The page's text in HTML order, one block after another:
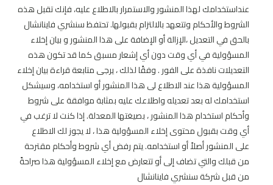
عنداستخدامك لهذا المنشور والاستمرار بالاطلاع عليه، فإنك تقبل هذه
الشروط والأحكام وتتعهد بالالتزام بقبولها. تحتفظ سنشري فاينانشال
بالحق في التعديل ،الإزالة أو الإضافة على هذا المنشور و بيان إخلاء
المسؤولية في أي وقت دون أي إشعار مسبق كما قد تكون هذه
التعديلات نافذة على الفور . وفقًا لذلك ، يرجى متابعة قراءة بيان إخلاء
المسؤولية هذا عند الاطلاع لى هذا المنشور أو استخدامه، وسيشكل
استخدامك له بعد تعديله واطلاعك عليه بمثابة موافقة على شروط
وأحكام استخدام هذا المنشور ، بصيغتها المعدلة. إذا كنت لا ترغب في
أي وقت بقبول محتوى إخلاء المسؤولية هذا ، لا يجوز لك الاطلاع
على المنشور أصلاً أو استخدامه. يتم رفض أي شروط وأحكام مقترحة
من قبلك والتي تضاف إلى أو تتعارض مع إخلاء المسؤولية هذا صراحةً
من قبل شركة سنشري فاينانشال